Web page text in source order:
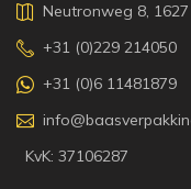
Neutronweg 8, 1627
+31 (0)229 214050
+31 (0)6 11481879
KvK: 37106287